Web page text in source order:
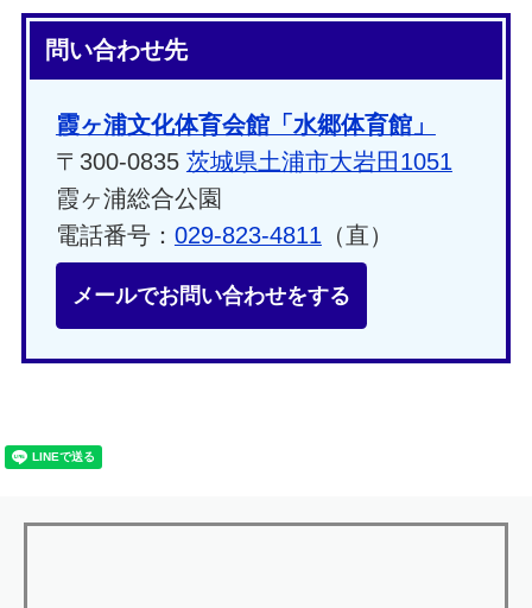
問い合わせ先
霞ヶ浦文化体育会館「水郷体育館」
〒300-0835 茨城県土浦市大岩田1051
霞ヶ浦総合公園
電話番号： 029-823-4811 （直）
メールでお問い合わせをする